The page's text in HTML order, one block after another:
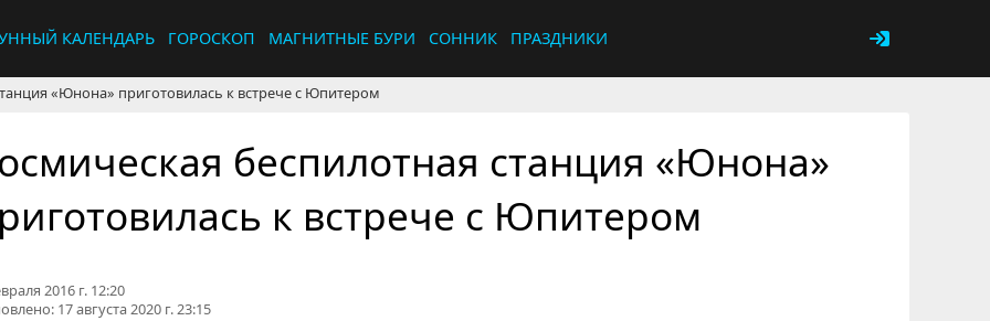
КАЛЕНДАРЬ ГОРОСКОП МАГНИТНЫЕ БУРИ СОННИК ПРАЗДНИКИ
«Юнона» приготовилась к встрече с Юпитером
беспилотная станция «Юнона»
к встрече с Юпитером
2016 г. 12:20
17 августа 2020 г. 23:15